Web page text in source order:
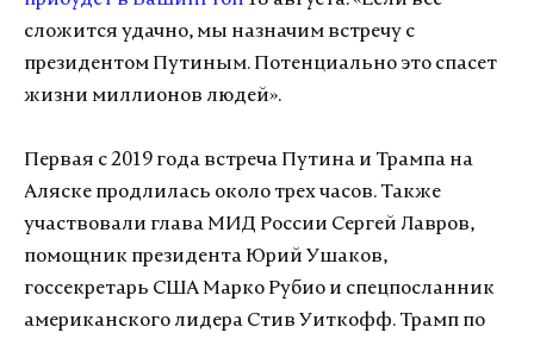
сложится удачно, мы назначим встречу с
президентом Путиным. Потенциально это спасет
жизни миллионов людей».
Первая с 2019 года встреча Путина и Трампа на
Аляске продлилась около трех часов. Также
участвовали глава МИД России Сергей Лавров,
помощник президента Юрий Ушаков,
госсекретарь США Марко Рубио и спецпосланник
американского лидера Стив Уиткофф. Трамп по